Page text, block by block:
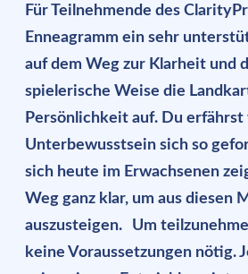
Für Teilnehmende des
Enneagramm ein sehr
auf dem Weg zur Klarheit und
spielerische Weise die
Persönlichkeit auf. Du erfährst
Unterbewusstsein sich so
sich heute im Erwachsenen
Weg ganz klar, um aus diesen
auszusteigen. Um
keine Voraussetzungen nötig.